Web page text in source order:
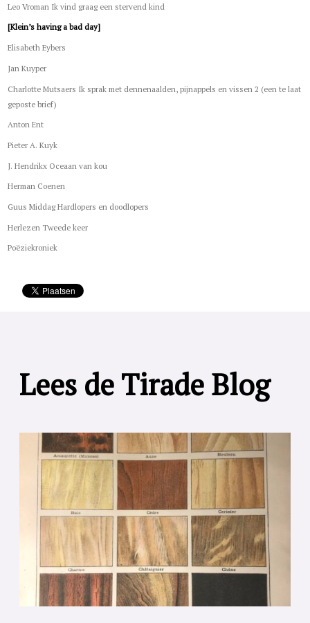
Leo Vroman Ik vind graag een stervend kind
[Klein’s having a bad day]
Elisabeth Eybers
Jan Kuyper
Charlotte Mutsaers Ik sprak met dennenaalden, pijnappels en vissen 2 (een te laat
geposte brief)
Anton Ent
Pieter A. Kuyk
J. Hendrikx Oceaan van kou
Herman Coenen
Guus Middag Hardlopers en doodlopers
Herlezen Tweede keer
Poëziekroniek
Lees de Tirade Blog